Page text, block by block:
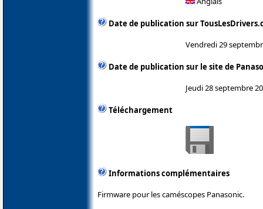
Date de publication sur
Vendredi 29
Date de publication sur le site de
Jeudi 28 septembre
Téléchargement
Informations complémentaires
Firmware pour les caméscopes Panasonic.